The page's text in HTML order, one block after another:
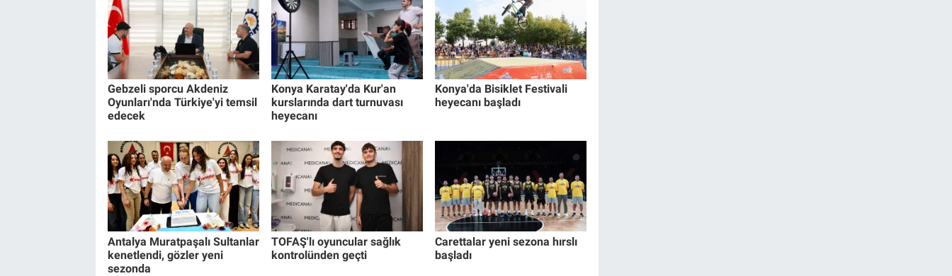
Gebzeli sporcu Akdeniz
Oyunları'nda Türkiye'yi temsil
edecek
Konya Karatay'da Kur'an
kurslarında dart turnuvası
heyecanı
Konya'da Bisiklet Festivali
heyecanı başladı
Antalya Muratpaşalı Sultanlar
kenetlendi, gözler yeni
sezonda
TOFAŞ'lı oyuncular sağlık
kontrolünden geçti
Carettalar yeni sezona hırslı
başladı